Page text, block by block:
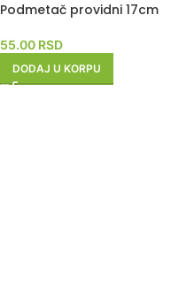
Podmetač providni 17cm
55.00 RSD
DODAJ U KORPU